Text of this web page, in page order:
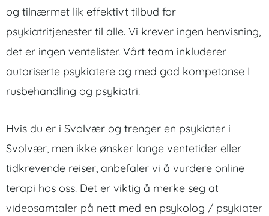
og tilnærmet lik effektivt tilbud for
psykiatritjenester til alle. Vi krever ingen henvisning,
det er ingen ventelister. Vårt team inkluderer
autoriserte psykiatere og med god kompetanse I
rusbehandling og psykiatri.
Hvis du er i Svolvær og trenger en psykiater i
Svolvær, men ikke ønsker lange ventetider eller
tidkrevende reiser, anbefaler vi å vurdere online
terapi hos oss. Det er viktig å merke seg at
videosamtaler på nett med en psykolog / psykiater